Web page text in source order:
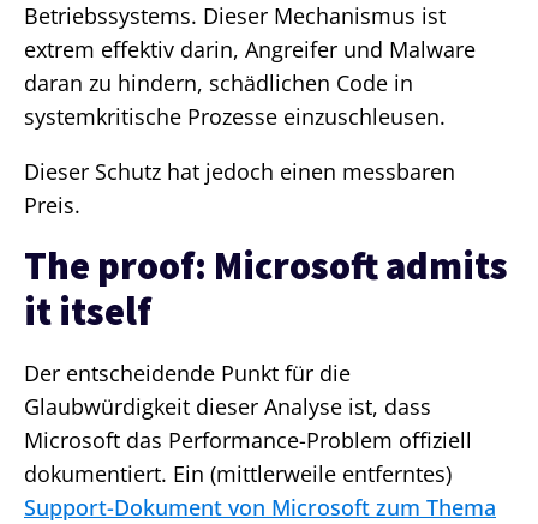
Betriebssystems. Dieser Mechanismus ist
extrem effektiv darin, Angreifer und Malware
daran zu hindern, schädlichen Code in
systemkritische Prozesse einzuschleusen.
Dieser Schutz hat jedoch einen messbaren
Preis.
The proof: Microsoft admits
it itself
Der entscheidende Punkt für die
Glaubwürdigkeit dieser Analyse ist, dass
Microsoft das Performance-Problem offiziell
dokumentiert. Ein (mittlerweile entferntes)
Support-Dokument von Microsoft zum Thema